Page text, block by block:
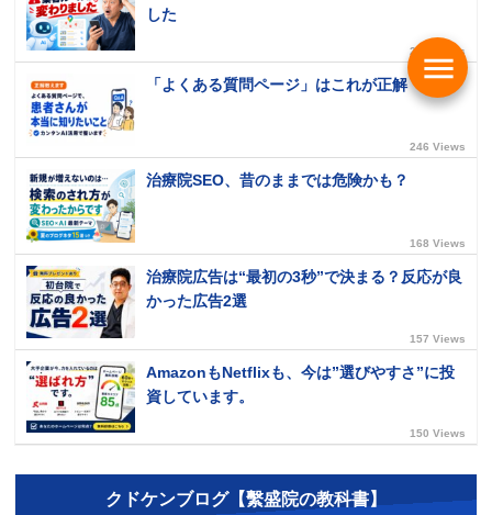
した
289 Views
「よくある質問ページ」はこれが正解
246 Views
治療院SEO、昔のままでは危険かも？
168 Views
治療院広告は“最初の3秒”で決まる？反応が良
かった広告2選
157 Views
AmazonもNetflixも、今は”選びやすさ”に投
資しています。
150 Views
クドケンブログ【繫盛院の教科書】
menu